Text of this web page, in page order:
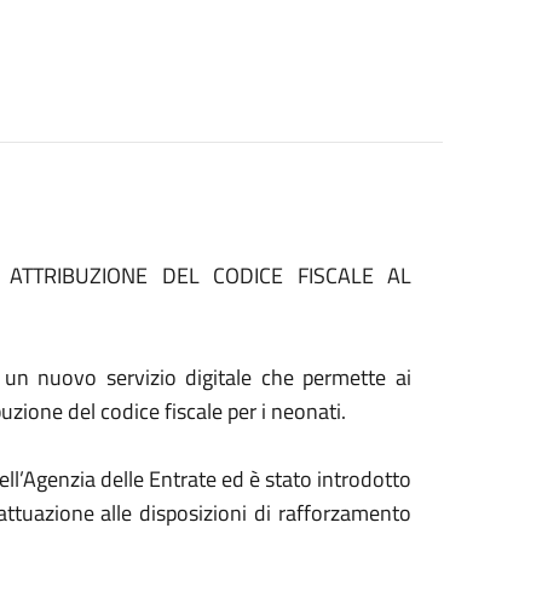
DEL CODICE FISCALE AL
nuovo servizio digitale che permette ai
del codice fiscale per i neonati.
delle Entrate ed è stato introdotto
alle disposizioni di rafforzamento